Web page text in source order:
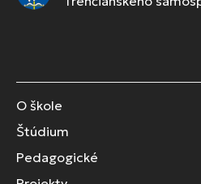
O škole
Štúdium
Pedagogické